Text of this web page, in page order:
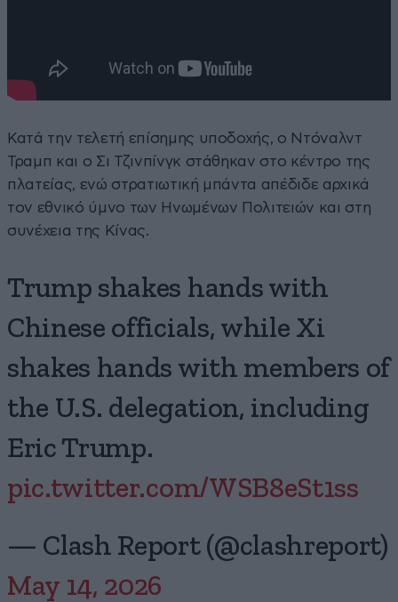
Κατά την τελετή επίσημης υποδοχής, ο Ντόναλντ
Τραμπ και ο Σι Τζινπίνγκ στάθηκαν στο κέντρο της
πλατείας, ενώ στρατιωτική μπάντα απέδιδε αρχικά
τον εθνικό ύμνο των Ηνωμένων Πολιτειών και στη
συνέχεια της Κίνας.
Trump shakes hands with
Chinese officials, while Xi
shakes hands with members of
the U.S. delegation, including
Eric Trump.
pic.twitter.com/WSB8eSt1ss
— Clash Report (@clashreport)
May 14, 2026